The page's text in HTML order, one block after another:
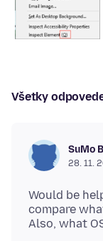
Všetky
SuMo
28. 11.
Would be
compare